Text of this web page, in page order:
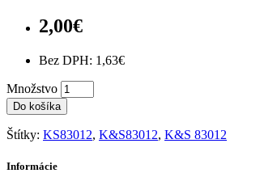
2,00€
Bez DPH: 1,63€
Množstvo
Do košíka
Štítky: KS83012, K&S83012, K&S 83012
Informácie